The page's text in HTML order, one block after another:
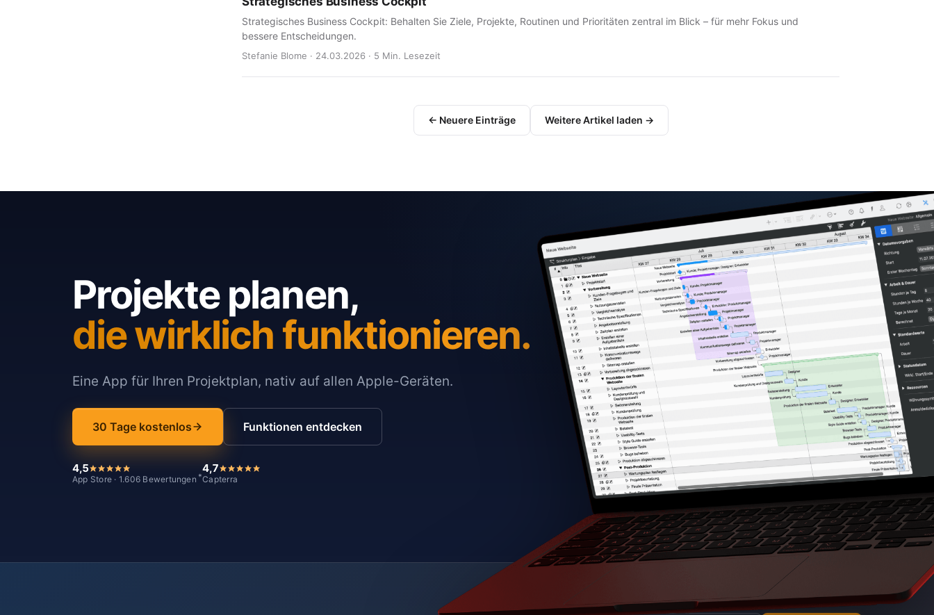
Strategisches Business Cockpit: Behalten Sie Ziele, Projekte, Routinen und Prioritäten zentral im Blick – für mehr Fokus und
bessere Entscheidungen.
Stefanie Blome · 24.03.2026 · 5 Min. Lesezeit
← Neuere Einträge Weitere Artikel laden →
Projekte planen,
die wirklich funktionieren.
Eine App für Ihren Projektplan, nativ auf allen Apple-Geräten.
30 Tage kostenlos Funktionen entdecken
4,5
App Store · 1.606 Bewertungen *
4,7
Capterra